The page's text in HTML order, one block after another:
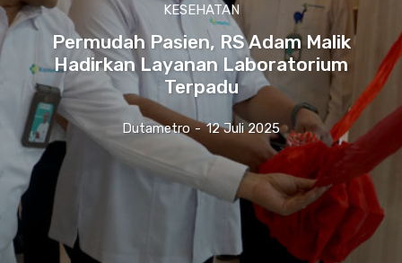
KESEHATAN
Permudah Pasien, RS Adam Malik
Hadirkan Layanan Laboratorium
Terpadu
Dutametro - 12 Juli 2025